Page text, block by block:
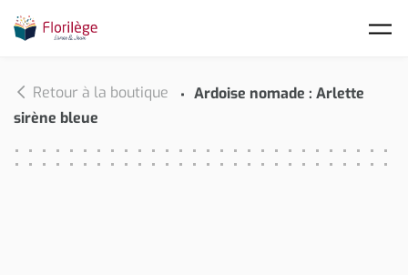
Retour à la boutique
Ardoise nomade : Arlette
sirène bleue